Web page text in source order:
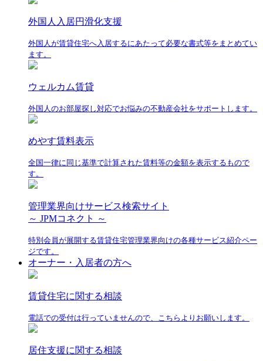
外国人入居円滑化支援
外国人が賃貸住宅へ入居するにあたって必要な書式等をまとめてい
ます。
ウェルカム賃貸
外国人のお部屋探し対応でお悩みの不動産会社をサポートします。
めやす賃料表示
全国一律に同じ基準で計算された賃料等の金額を表示するもので
す。
管理業界向けサービス検索サイト
～ JPMコネクト ～
特別会員が展開する賃貸住宅管理業界向けの各種サービス紹介ペー
ジです。
オーナー・入居者の方へ
賃貸住宅に関する相談
電話での受付は行っていませんので、こちらよりお願いします。
居住支援に関する相談